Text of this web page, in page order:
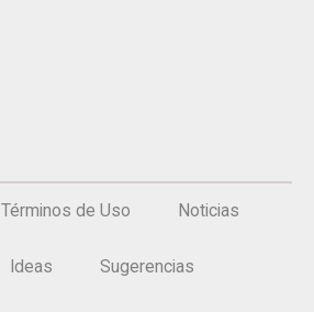
Términos de Uso Noticias
Ideas Sugerencias